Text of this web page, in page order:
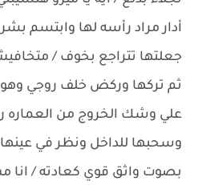
أدار مراد رأسه لها وابتسم
جعلتها تتراجع بخوف /
ثم تركها وركض خلف روجي
علي وشك الخروج من العماره
وسحبها للداخل ونظر في
بصوت واثق قوي كعادته / انا